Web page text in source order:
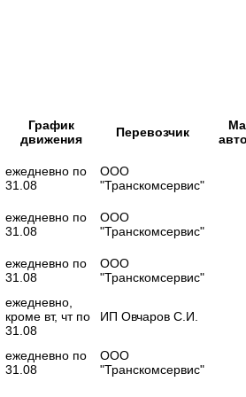
График
движения
Перевозчик
ежедневно по
31.08
ООО
"Транскомсервис"
ежедневно по
31.08
ООО
"Транскомсервис"
ежедневно по
31.08
ООО
"Транскомсервис"
ежедневно,
кроме вт, чт по
31.08
ИП Овчаров С.И.
ежедневно по
31.08
ООО
"Транскомсервис"